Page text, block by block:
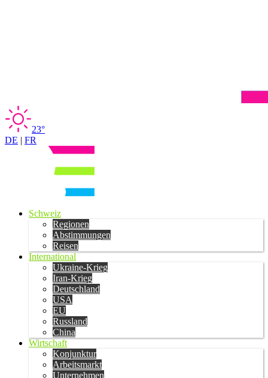
23°
DE | FR
Schweiz
Regionen
Abstimmungen
Reisen
International
Ukraine-Krieg
Iran-Krieg
Deutschland
USA
EU
Russland
China
Wirtschaft
Konjunktur
Arbeitsmarkt
Unternehmen